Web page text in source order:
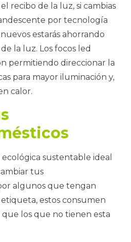
recibo de la luz, si cambias
por tecnología
estarás ahorrando
la luz. Los focos led
permitiendo direccionar la
para mayor iluminación y,
calor.
sustentable ideal
tus
algunos que tengan
estos consumen
los que no tienen esta